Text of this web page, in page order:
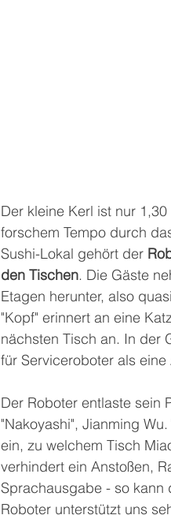
Der kleine Kerl ist nur
forschem Tempo durch
Sushi-Lokal gehört der
den Tischen. Die Gäste
Etagen herunter, also
"Kopf" erinnert an eine
nächsten Tisch an. In der
für Serviceroboter als
Der Roboter entlaste sein
"Nakoyashi", Jianming
ein, zu welchem Tisch
verhindert ein Anstoßen,
Sprachausgabe - so kann
Roboter unterstützt uns